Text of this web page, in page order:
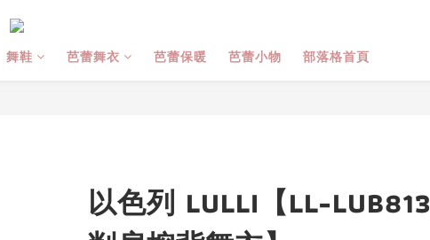
舞鞋 芭蕾舞衣 芭蕾保暖 芭蕾小物 部落格首頁
以色列 LULLI【LL-LUB813